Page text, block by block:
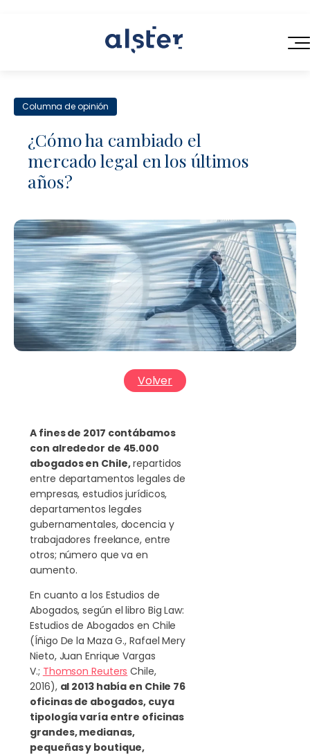
Servicios Legales de Próxima Generación
Consultoría en Operaciones Legales
Contratación Eficiente
Talento Legal Flexible
QUIÉNES SOMOS
Columna de opinión
¿Cómo ha cambiado el
mercado legal en los últimos
años?
Volver
A fines de 2017 contábamos
con alrededor de 45.000
abogados en Chile,repartidos
entre departamentos legales de
empresas, estudios jurídicos,
departamentos legales
gubernamentales, docencia y
trabajadores freelance, entre
otros; número que va en
aumento.
En cuanto a los Estudios de
Abogados, según el libro Big Law:
Estudios de Abogados en Chile
(Íñigo De la Maza G., Rafael Mery
Nieto, Juan Enrique Vargas
V.; Thomson Reuters Chile,
2016), al 2013 había en Chile 76
oficinas de abogados, cuya
tipología varía entre oficinas
grandes, medianas,
pequeñas y boutique,